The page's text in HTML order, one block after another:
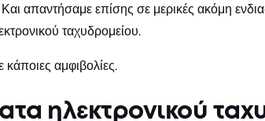
απαντήσαμε επίσης σε μερικές ακόμη
ταχυδρομείου.
αμφιβολίες.
ηλεκτρονικού